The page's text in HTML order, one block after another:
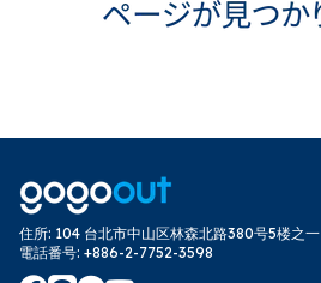
住所: 104 台北市中山区林森北路380号5楼之一
電話番号: +886-2-7752-3598